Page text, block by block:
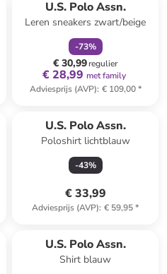
U.S. Polo Assn.
Leren sneakers zwart/beige
-73%
€ 30,99regulier
€ 28,99 met family
Adviesprijs (AVP): € 109,00*
U.S. Polo Assn.
Poloshirt lichtblauw
-43%
€ 33,99
Adviesprijs (AVP): € 59,95*
U.S. Polo Assn.
Shirt blauw